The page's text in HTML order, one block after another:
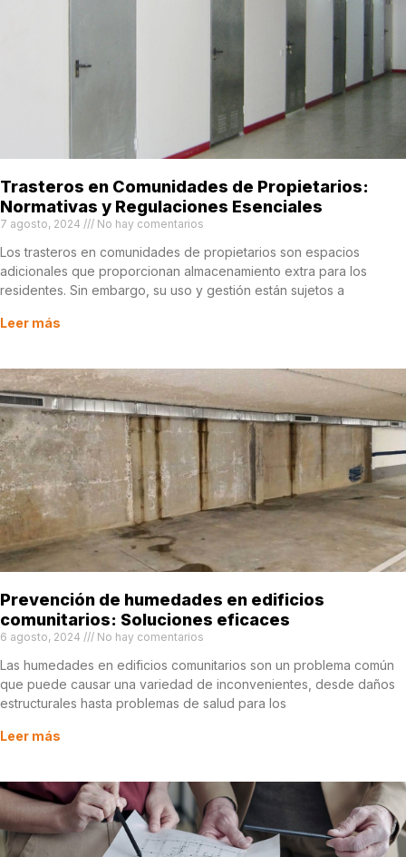
Trasteros en Comunidades de Propietarios:
Normativas y Regulaciones Esenciales
7 agosto, 2024 No hay comentarios
Los trasteros en comunidades de propietarios son espacios
adicionales que proporcionan almacenamiento extra para los
residentes. Sin embargo, su uso y gestión están sujetos a
Leer más
Prevención de humedades en edificios
comunitarios: Soluciones eficaces
6 agosto, 2024 No hay comentarios
Las humedades en edificios comunitarios son un problema común
que puede causar una variedad de inconvenientes, desde daños
estructurales hasta problemas de salud para los
Leer más